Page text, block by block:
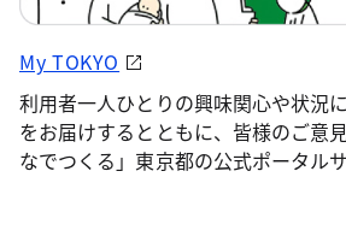
My TOKYO
利用者一人ひとりの興味関心や状況
をお届けするとともに、皆様のご意
なでつくる」東京都の公式ポータルサ